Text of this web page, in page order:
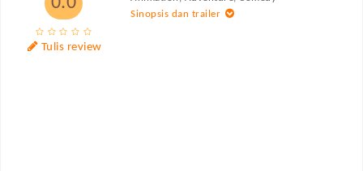
Tulis review
Sinopsis dan trailer